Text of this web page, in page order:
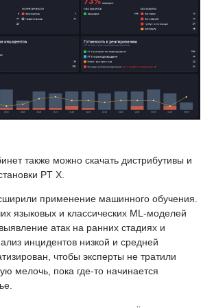
также можно скачать дистрибутивы и
PT X.
применение машинного обучения.
языковых и классических ML-моделей
атак на ранних стадиях и
инцидентов низкой и средней
чтобы эксперты не тратили
мелочь, пока где-то начинается